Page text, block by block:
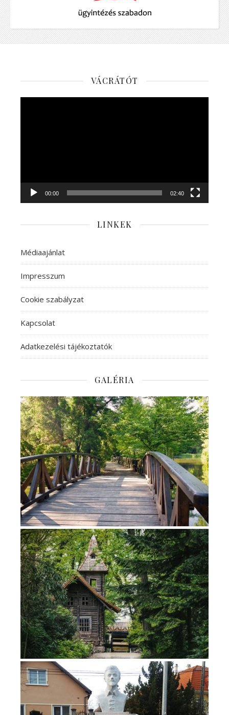
VÁCRÁTÓT
00:00 02:40
LINKEK
Médiaajánlat
Impresszum
Cookie szabályzat
Kapcsolat
Adatkezelési tájékoztatók
GALÉRIA